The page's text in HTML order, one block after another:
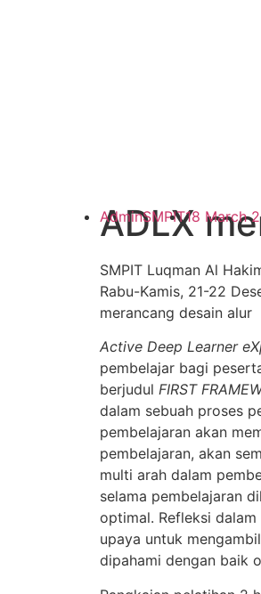
AdminSMPIT18 March
ADLX
SMPIT Luqman Al
Rabu-Kamis, 21-22
merancang desain alur
Active Deep Learner
pembelajar bagi
berjudul FIRST
dalam sebuah proses
pembelajaran akan
pembelajaran, akan
multi arah dalam
selama pembelajaran
optimal. Refleksi
upaya untuk
dipahami dengan baik